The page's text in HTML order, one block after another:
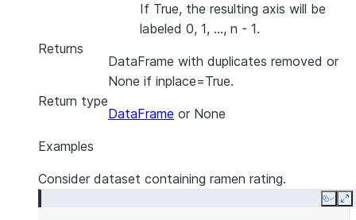
If True, the resulting axis will be
labeled 0, 1, …, n - 1.
Returns
DataFrame with duplicates removed or
None if inplace=True.
Return type
DataFrame or None
Examples
Consider dataset containing ramen rating.
Copy